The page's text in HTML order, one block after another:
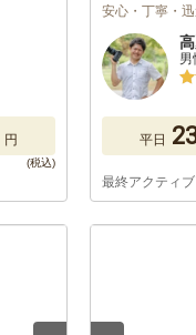
円
安心・丁寧・
平日
最終アクティ